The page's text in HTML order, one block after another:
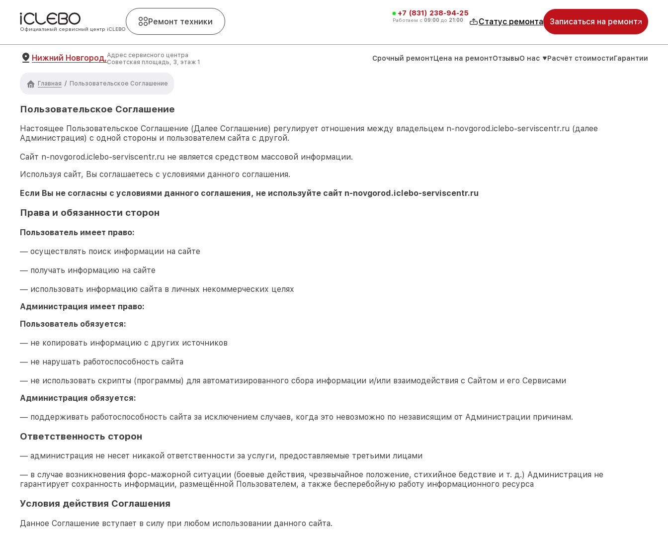
Официальный сервисный центр iCLEBO
Ремонт техники
+7 (831) 238-94-25
Работаем с 09:00 до 21:00 Статус ремонта Записаться на ремонт
Нижний Новгород,Адрес сервисного центра
Советская площадь, 3, этаж 1
Срочный ремонтЦена на ремонтОтзывыО нас Расчёт стоимостиГарантии
Главная / Пользовательское Соглашение
Пользовательское Соглашение
Настоящее Пользовательское Соглашение (Далее Соглашение) регулирует отношения между владельцем n-novgorod.iclebo-serviscentr.ru (далее
Администрация) с одной стороны и пользователем сайта с другой.
Сайт n-novgorod.iclebo-serviscentr.ru не является средством массовой информации.
Используя сайт, Вы соглашаетесь с условиями данного соглашения.
Если Вы не согласны с условиями данного соглашения, не используйте сайт n-novgorod.iclebo-serviscentr.ru
Права и обязанности сторон
Пользователь имеет право:
— осуществлять поиск информации на сайте
— получать информацию на сайте
— использовать информацию сайта в личных некоммерческих целях
Администрация имеет право:
Пользователь обязуется:
— не копировать информацию с других источников
— не нарушать работоспособность сайта
— не использовать скрипты (программы) для автоматизированного сбора информации и/или взаимодействия с Сайтом и его Сервисами
Администрация обязуется:
— поддерживать работоспособность сайта за исключением случаев, когда это невозможно по независящим от Администрации причинам.
Ответственность сторон
— администрация не несет никакой ответственности за услуги, предоставляемые третьими лицами
— в случае возникновения форс-мажорной ситуации (боевые действия, чрезвычайное положение, стихийное бедствие и т. д.) Администрация не
гарантирует сохранность информации, размещённой Пользователем, а также бесперебойную работу информационного ресурса
Условия действия Соглашения
Данное Соглашение вступает в силу при любом использовании данного сайта.